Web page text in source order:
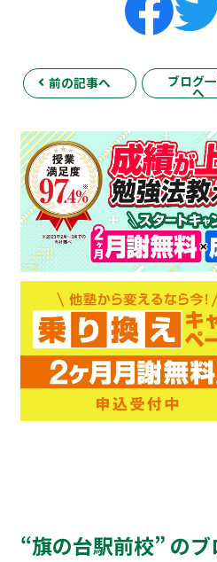
前の記事へ ブログ
へ
“旗の台駅前校” の